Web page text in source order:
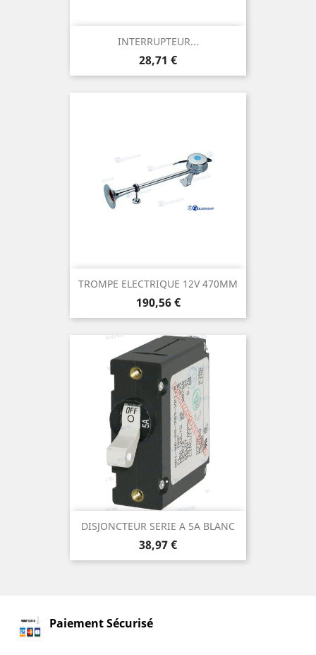
INTERRUPTEUR...
Prix
28,71 €
TROMPE ELECTRIQUE 12V 470MM
Prix
190,56 €
DISJONCTEUR SERIE A 5A BLANC
Prix
38,97 €
Paiement Sécurisé